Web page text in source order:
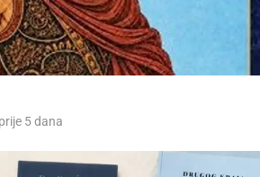
prije 5 dana